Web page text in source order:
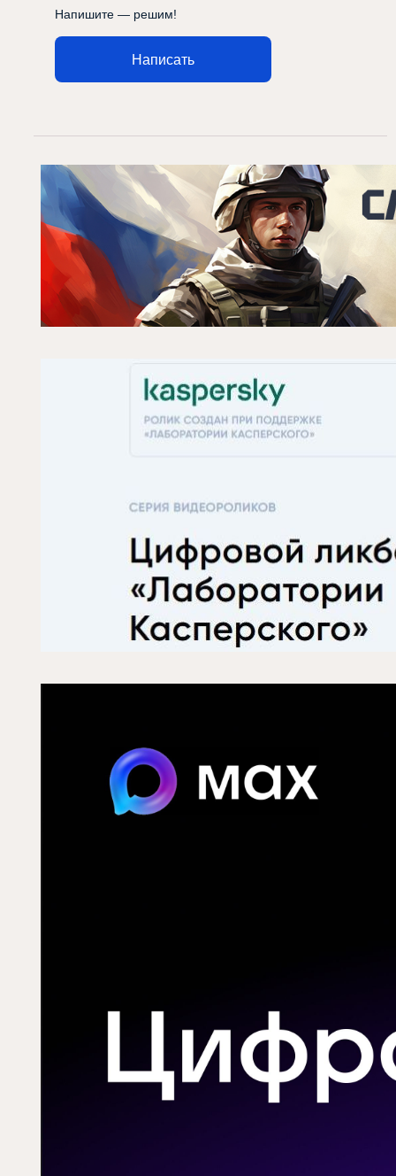
Напишите — решим!
Написать